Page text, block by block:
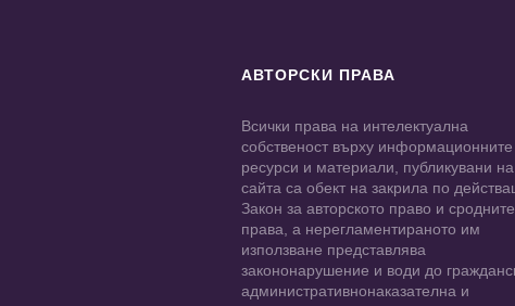
АВТОРСКИ ПРАВА
Всички права на интелектуална
собственост върху информационните
ресурси и материали, публикувани на
сайта са обект на закрила по
Закон за авторското право и
права, а нерегламентираното им
използване представлява
закононарушение и води до
административнонаказателна и